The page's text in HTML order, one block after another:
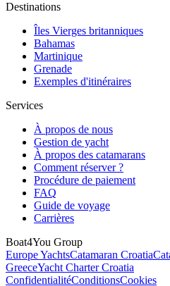
Destinations
Îles Vierges britanniques
Bahamas
Martinique
Grenade
Exemples d'itinéraires
Services
À propos de nous
Gestion de yacht
À propos des catamarans
Comment réserver ?
Procédure de paiement
FAQ
Guide de voyage
Carrières
Boat4You Group
Europe YachtsCatamaran Croatia
GreeceYacht Charter Croatia
ConfidentialitéConditionsCookies